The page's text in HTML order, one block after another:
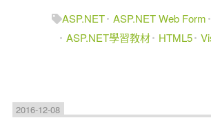
ASP.NET ASP.NET Web Form
ASP.NET學習教材
HTML5
2016-12-08